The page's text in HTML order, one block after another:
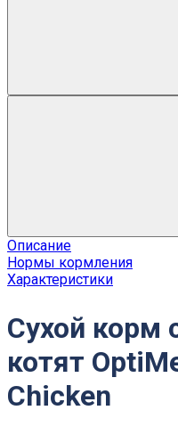
Описание
Нормы кормления
Характеристики
Сухой корм
котят
Chicken